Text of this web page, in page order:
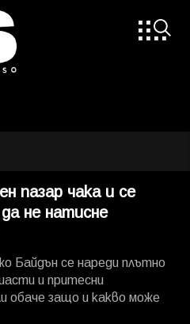
пазар чака и се
не натисне
Байдън се нареди плътно
и притесни
обаче защо и какво може